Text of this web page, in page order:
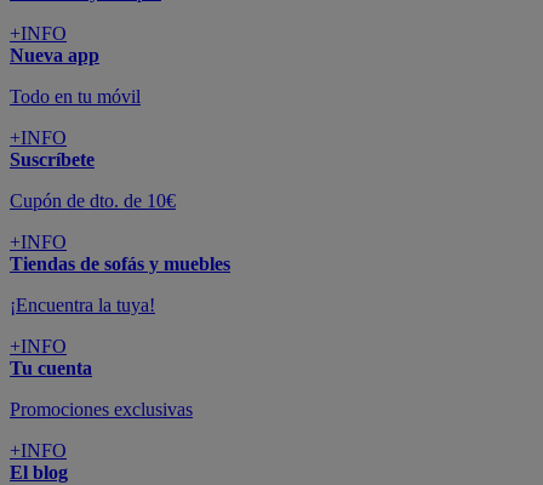
+INFO
Nueva app
Todo en tu móvil
+INFO
Suscríbete
Cupón de dto. de 10€
+INFO
Tiendas de sofás y muebles
¡Encuentra la tuya!
+INFO
Tu cuenta
Promociones exclusivas
+INFO
El blog